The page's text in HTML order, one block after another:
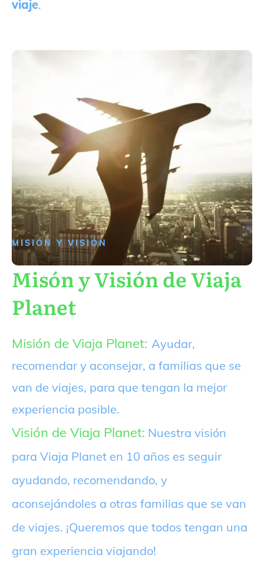
viaje.
MISIÓN Y VISIÓN
Misón y Visión de Viaja
Planet
Misión de Viaja Planet: Ayudar,
recomendar y aconsejar, a familias que se
van de viajes, para que tengan la mejor
experiencia posible.
Visión de Viaja Planet: Nuestra visión
para Viaja Planet en 10 años es seguir
ayudando, recomendando, y
aconsejándoles a otras familias que se van
de viajes. ¡Queremos que todos tengan una
gran experiencia viajando!